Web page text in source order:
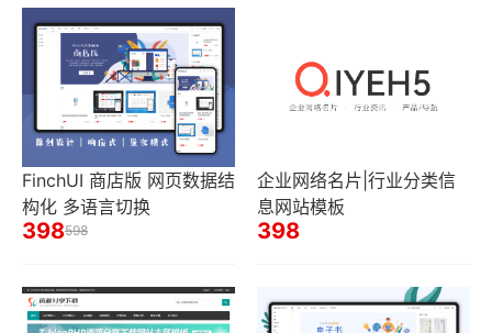
FinchUI 商店版 网页数据结
构化 多语言切换
398598
企业网络名片|行业分类信
息网站模板
398